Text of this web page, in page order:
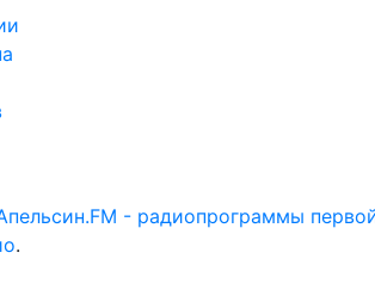
- радиопрограммы
.